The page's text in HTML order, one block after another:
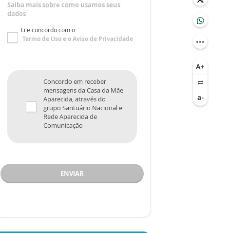
Saiba mais sobre como usamos seus
dados
Li e concordo com o
Termo de Usoe oAviso de Privacidade
Concordo em receber
mensagens da Casa da Mãe
Aparecida, através do
grupo Santuário Nacional e
Rede Aparecida de
Comunicação
ENVIAR